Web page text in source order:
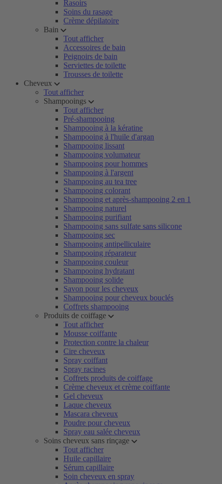
Rasoirs
Soins du rasage
Crème dépilatoire
Bain
Tout afficher
Accessoires de bain
Peignoirs de bain
Serviettes de toilette
Trousses de toilette
Cheveux
Tout afficher
Shampooings
Tout afficher
Pré-shampooing
Shampooing à la kératine
Shampooing à l'huile d'argan
Shampooing lissant
Shampooing volumateur
Shampooing pour hommes
Shampooing à l'argent
Shampooing au tea tree
Shampooing colorant
Shampooing et après-shampooing 2 en 1
Shampooing naturel
Shampooing purifiant
Shampooing sans sulfate sans silicone
Shampooing sec
Shampooing antipelliculaire
Shampooing réparateur
Shampooing couleur
Shampooing hydratant
Shampooing solide
Savon pour les cheveux
Shampooing pour cheveux bouclés
Coffrets shampooing
Produits de coiffage
Tout afficher
Mousse coiffante
Protection contre la chaleur
Cire cheveux
Spray coiffant
Spray racines
Coffrets produits de coiffage
Crème cheveux et crème coiffante
Gel cheveux
Laque cheveux
Mascara cheveux
Poudre pour cheveux
Spray eau salée cheveux
Soins cheveux sans rinçage
Tout afficher
Huile capillaire
Sérum capillaire
Soin cheveux en spray